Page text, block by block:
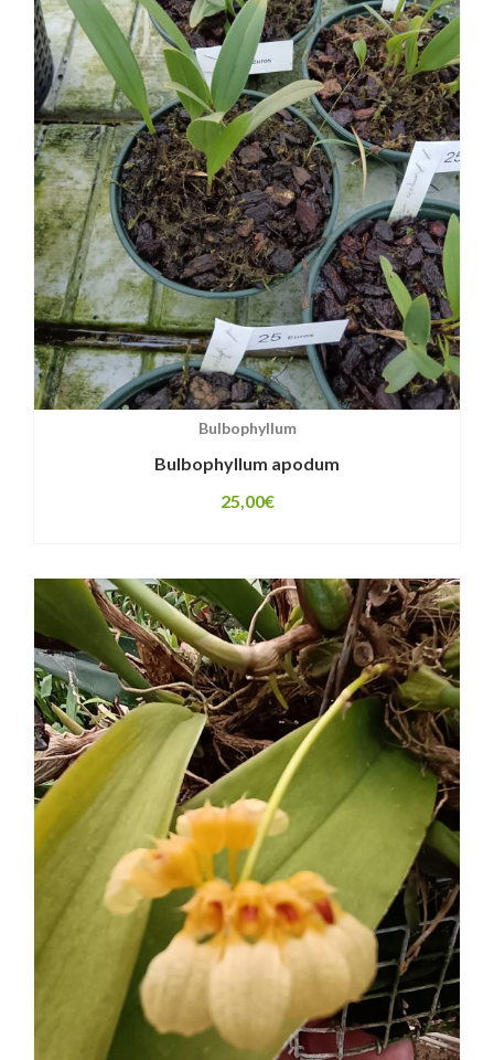
Bulbophyllum
Bulbophyllum apodum
25,00€